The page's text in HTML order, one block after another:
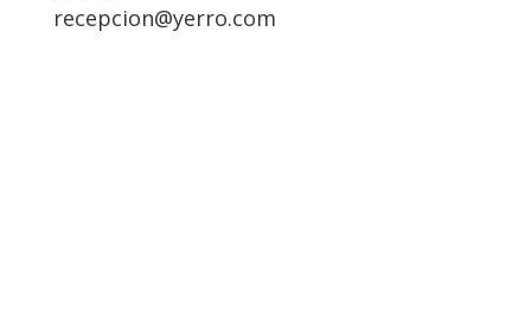
recepcion@yerro.com